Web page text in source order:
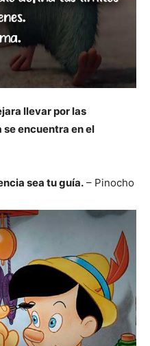
llevar por las
encuentra en el
sea tu guía. – Pinocho